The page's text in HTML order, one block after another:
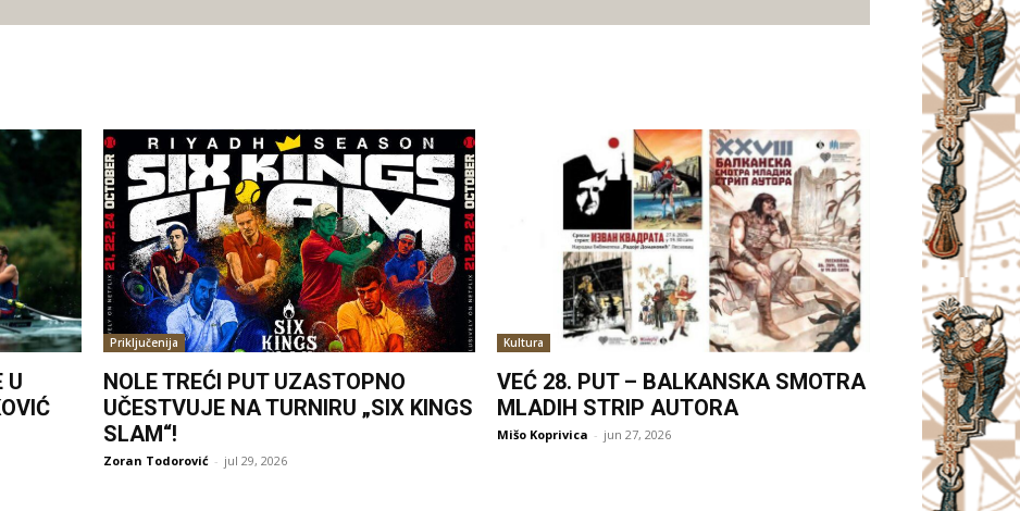
U
Priključenija
NOLE TREĆI PUT UZASTOPNO
UČESTVUJE NA TURNIRU „SIX KINGS
SLAM“!
Zoran Todorović - jul 29, 2026
Kultura
VEĆ 28. PUT – BALKANSKA SMOTRA
MLADIH STRIP AUTORA
Mišo Koprivica - jun 27, 2026